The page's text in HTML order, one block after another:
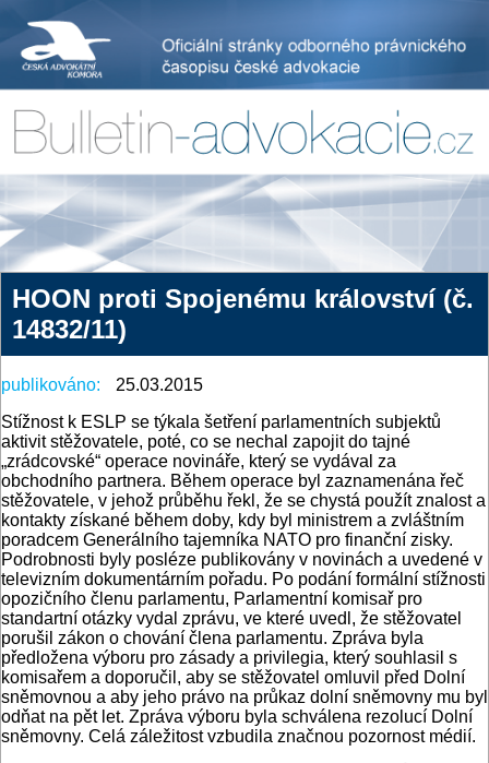
HOON proti Spojenému království (č.
14832/11)
publikováno:
25.03.2015
Stížnost k ESLP se týkala šetření parlamentních subjektů
aktivit stěžovatele, poté, co se nechal zapojit do tajné
„zrádcovské“ operace novináře, který se vydával za
obchodního partnera. Během operace byl zaznamenána řeč
stěžovatele, v jehož průběhu řekl, že se chystá použít znalost a
kontakty získané během doby, kdy byl ministrem a zvláštním
poradcem Generálního tajemníka NATO pro finanční zisky.
Podrobnosti byly posléze publikovány v novinách a uvedené v
televizním dokumentárním pořadu. Po podání formální stížnosti
opozičního členu parlamentu, Parlamentní komisař pro
standartní otázky vydal zprávu, ve které uvedl, že stěžovatel
porušil zákon o chování člena parlamentu. Zpráva byla
předložena výboru pro zásady a privilegia, který souhlasil s
komisařem a doporučil, aby se stěžovatel omluvil před Dolní
sněmovnou a aby jeho právo na průkaz dolní sněmovny mu byl
odňat na pět let. Zpráva výboru byla schválena rezolucí Dolní
sněmovny. Celá záležitost vzbudila značnou pozornost médií.